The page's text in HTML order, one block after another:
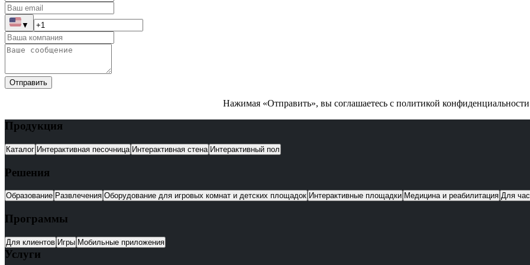
▼
Отправить
Нажимая «Отправить», вы соглашаетесь с политикой
Продукция
Каталог Интерактивная песочница Интерактивная стена Интерактивный пол
Решения
Образование Развлечения Оборудование для игровых комнат и детских площадок Интерактивные площадки Медицина и реабилитация Для
Программы
Для клиентов Игры Мобильные приложения
Услуги